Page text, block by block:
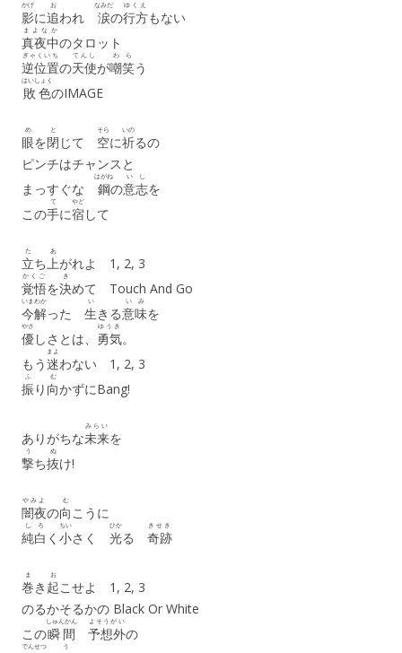
影
かげ
に追
お
われ 涙
なみだ
の行方
ゆくえ
もない
真夜中
まよなか
のタロット
逆位置
ぎゃくいち
の天使
てんし
が嘲
わ
笑
ら
う
敗色
はいしょく
のIMAGE
眼
め
を閉
と
じて 空
そら
に祈
いの
るの
ピンチはチャンスと
まっすぐな 鋼
はがね
の意志
いし
を
この手
て
に宿
やど
して
立
た
ち上
あ
がれよ 1, 2, 3
覚悟
かくご
を決
き
めて Touch And Go
今
いま
解
わか
った 生
い
きる意味
いみ
を
優
やさ
しさとは、 勇気
ゆうき
。
もう迷
まよ
わない 1, 2, 3
振
ふ
り 向
む
かずにBang!
ありがちな未来
みらい
を
撃
う
ち抜
ぬ
け!
闇夜
やみよ
の向
む
こうに
純
し
白
ろ
く 小
ちい
さく 光
ひか
る 奇跡
きせき
巻
ま
き 起
お
こせよ 1, 2, 3
のるかそるかの Black Or White
この瞬間
しゅんかん
予想外
よそうがい
の
でんせつ う